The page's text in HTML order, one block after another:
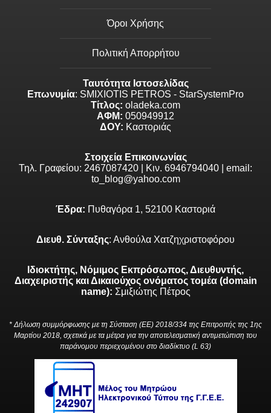
Όροι Χρήσης
Πολιτική Απορρήτου
Ταυτότητα Ιστοσελίδας
Επωνυμία: SMIXIOTIS PETROS - StarSystemPro
Τίτλος: oladeka.com
ΑΦΜ: 050949912
ΔΟΥ: Καστοριάς
Στοιχεία Επικοινωνίας
Τηλ. Γραφείου: 2467087420 | Κιν. 6946794040 | email:
to_blog@yahoo.com
Έδρα: Πυθαγόρα 1, 52100 Καστοριά
Διευθ. Σύνταξης: Ανθούλα Χατζηχριστοφόρου
Ιδιοκτήτης, Νόμιμος Εκπρόσωπος, Διευθυντής,
Διαχειριστής και Δικαιούχος ονόματος τομέα (domain
name): Σμιξιώτης Πέτρος
* Δήλωση συμμόρφωσης με τη Σύσταση (ΕΕ) 2018/334 της Επιτροπής της 1ης
Μαρτίου 2018, σχετικά με τα μέτρα για την αποτελεσματική αντιμετώπιση του
παράνομου περιεχομένου στο διαδίκτυο (L 63)